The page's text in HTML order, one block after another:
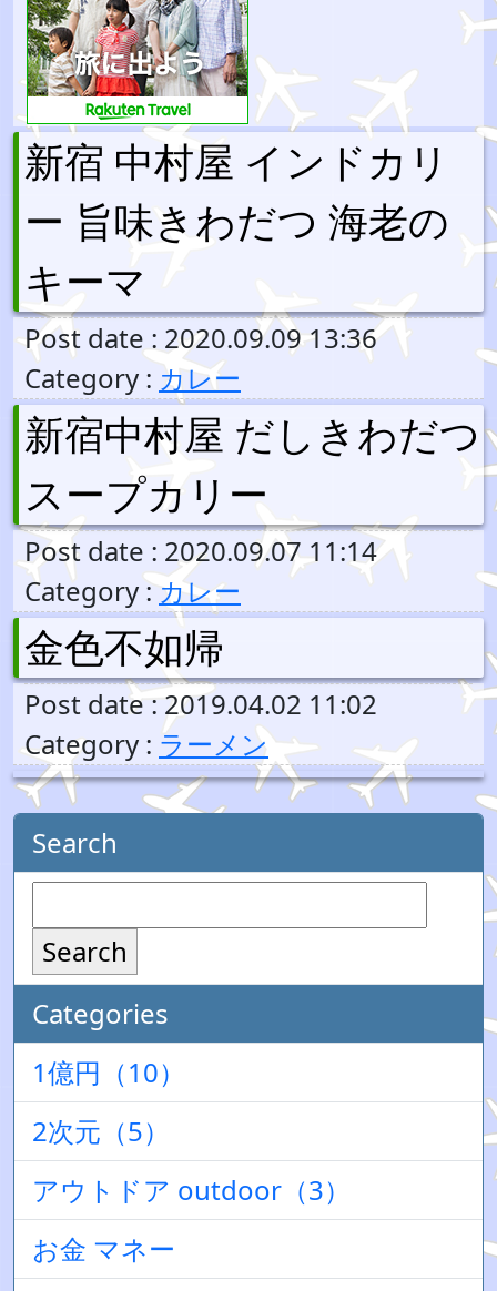
新宿 中村屋 インドカリ
ー 旨味きわだつ 海老の
キーマ
Post date : 2020.09.09 13:36
Category : カレー
新宿中村屋 だしきわだつ
スープカリー
Post date : 2020.09.07 11:14
Category : カレー
金色不如帰
Post date : 2019.04.02 11:02
Category : ラーメン
Search
Search
Categories
1億円（10）
2次元（5）
アウトドア outdoor（3）
お金 マネー